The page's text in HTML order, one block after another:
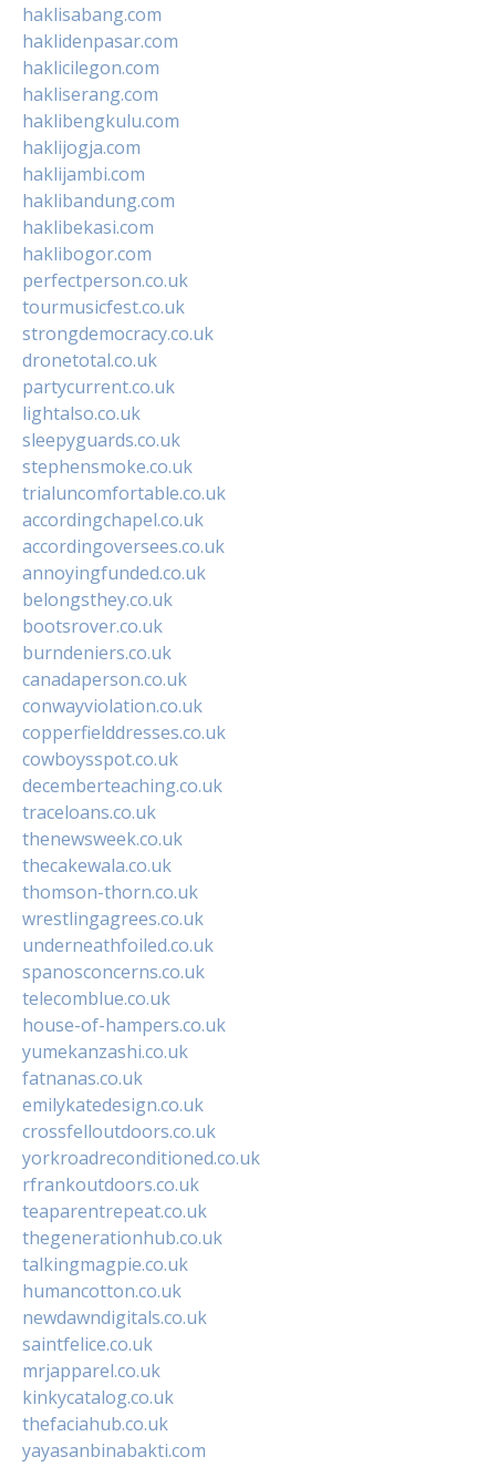
haklisabang.com
haklidenpasar.com
haklicilegon.com
hakliserang.com
haklibengkulu.com
haklijogja.com
haklijambi.com
haklibandung.com
haklibekasi.com
haklibogor.com
perfectperson.co.uk
tourmusicfest.co.uk
strongdemocracy.co.uk
dronetotal.co.uk
partycurrent.co.uk
lightalso.co.uk
sleepyguards.co.uk
stephensmoke.co.uk
trialuncomfortable.co.uk
accordingchapel.co.uk
accordingoversees.co.uk
annoyingfunded.co.uk
belongsthey.co.uk
bootsrover.co.uk
burndeniers.co.uk
canadaperson.co.uk
conwayviolation.co.uk
copperfielddresses.co.uk
cowboysspot.co.uk
decemberteaching.co.uk
traceloans.co.uk
thenewsweek.co.uk
thecakewala.co.uk
thomson-thorn.co.uk
wrestlingagrees.co.uk
underneathfoiled.co.uk
spanosconcerns.co.uk
telecomblue.co.uk
house-of-hampers.co.uk
yumekanzashi.co.uk
fatnanas.co.uk
emilykatedesign.co.uk
crossfelloutdoors.co.uk
yorkroadreconditioned.co.uk
rfrankoutdoors.co.uk
teaparentrepeat.co.uk
thegenerationhub.co.uk
talkingmagpie.co.uk
humancotton.co.uk
newdawndigitals.co.uk
saintfelice.co.uk
mrjapparel.co.uk
kinkycatalog.co.uk
thefaciahub.co.uk
yayasanbinabakti.com